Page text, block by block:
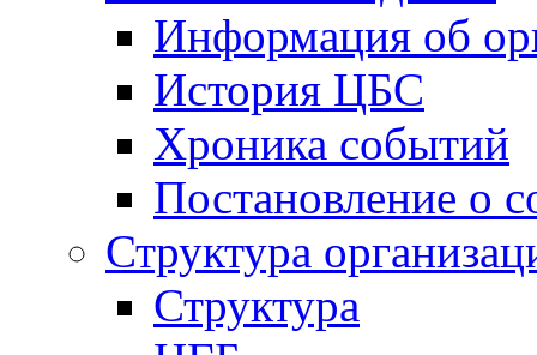
Информация об
История ЦБС
Хроника событий
Постановление о
Структура
Структура